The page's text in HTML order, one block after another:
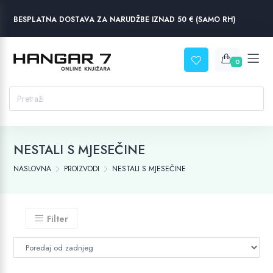
BESPLATNA DOSTAVA ZA NARUDŽBE IZNAD 50 € (SAMO RH)
0
NESTALI S MJESEČINE
NASLOVNA PROIZVODI NESTALI S MJESEČINE
Filter